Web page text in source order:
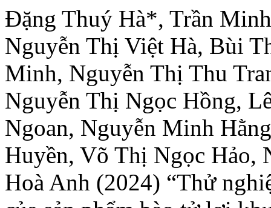
Đặng Thuý Hà*, Trần
Nguyễn Thị Việt Hà, Bùi
Minh, Nguyễn Thị Thu
Nguyễn Thị Ngọc Hồng,
Ngoan, Nguyễn Minh
Huyền, Võ Thị Ngọc Hảo,
Hoà Anh (2024) “Thử